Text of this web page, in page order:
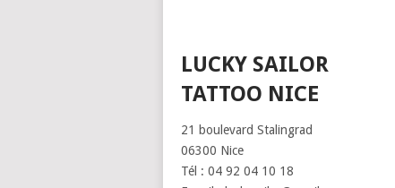
LUCKY SAILOR
TATTOO NICE
21 boulevard Stalingrad
06300 Nice
Tél : 04 92 04 10 18